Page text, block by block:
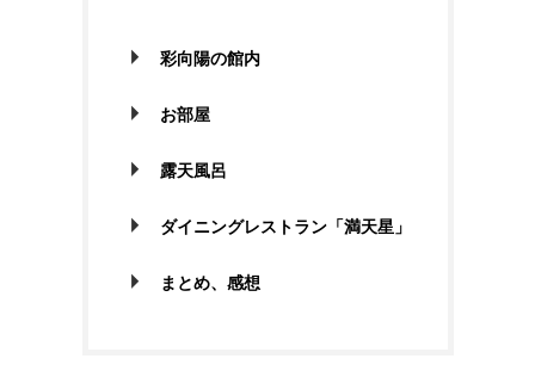
彩向陽の館内
お部屋
露天風呂
ダイニングレストラン「満天星」
まとめ、感想